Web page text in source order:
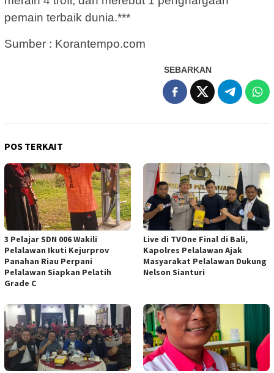
pemain terbaik dunia.***
Sumber : Korantempo.com
SEBARKAN
POS TERKAIT
3 Pelajar SDN 006 Wakili
Pelalawan Ikuti Kejurprov
Panahan Riau Perpani
Pelalawan Siapkan Pelatih
Grade C
Live di TVOne Final di Bali,
Kapolres Pelalawan Ajak
Masyarakat Pelalawan Dukung
Nelson Sianturi